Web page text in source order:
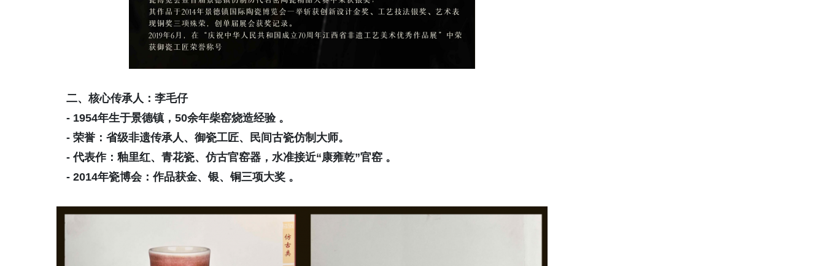
二、核心传承人：李毛仔
- 1954年生于景德镇，50余年柴窑烧造经验 。
- 荣誉：省级非遗传承人、御瓷工匠、民间古瓷仿制大师。
- 代表作：釉里红、青花瓷、仿古官窑器，水准接近“康雍乾”官窑 。
- 2014年瓷博会：作品获金、银、铜三项大奖 。